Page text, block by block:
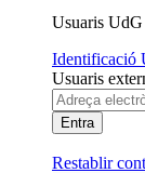
Usuaris UdG
Identificació
Usuaris
Restablir